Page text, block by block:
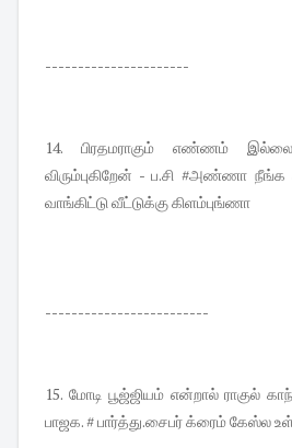
----------------------
14. பிரதமராகும் எண்ணம்
விரும்புகிறேன் - ப.சி #அண்ணா
வாங்கிட்டு வீட்டுக்கு கிளம்புங்ணா
-------------------------
15. மோடி பூஜ்ஜியம் என்றால் ராகுல்
பாஜக. # பார்த்து.சைபர் க்ரைம் கேஸ்ல